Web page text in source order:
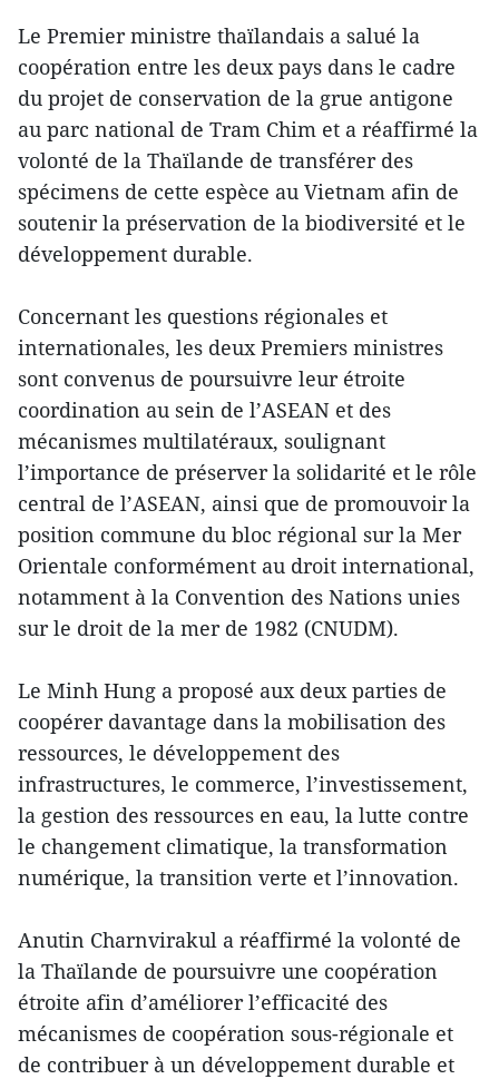
Le Premier ministre thaïlandais a salué la
coopération entre les deux pays dans le cadre
du projet de conservation de la grue antigone
au parc national de Tram Chim et a réaffirmé la
volonté de la Thaïlande de transférer des
spécimens de cette espèce au Vietnam afin de
soutenir la préservation de la biodiversité et le
développement durable.
Concernant les questions régionales et
internationales, les deux Premiers ministres
sont convenus de poursuivre leur étroite
coordination au sein de l’ASEAN et des
mécanismes multilatéraux, soulignant
l’importance de préserver la solidarité et le rôle
central de l’ASEAN, ainsi que de promouvoir la
position commune du bloc régional sur la Mer
Orientale conformément au droit international,
notamment à la Convention des Nations unies
sur le droit de la mer de 1982 (CNUDM).
Le Minh Hung a proposé aux deux parties de
coopérer davantage dans la mobilisation des
ressources, le développement des
infrastructures, le commerce, l’investissement,
la gestion des ressources en eau, la lutte contre
le changement climatique, la transformation
numérique, la transition verte et l’innovation.
Anutin Charnvirakul a réaffirmé la volonté de
la Thaïlande de poursuivre une coopération
étroite afin d’améliorer l’efficacité des
mécanismes de coopération sous-régionale et
de contribuer à un développement durable et